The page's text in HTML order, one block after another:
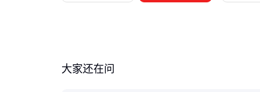
大家还在问